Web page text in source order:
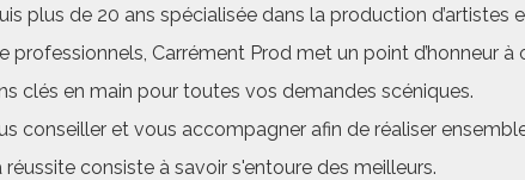
plus de 20 ans spécialisée dans la production d’artistes
professionnels, Carrément Prod met un point d’honneur à
clés en main pour toutes vos demandes scéniques.
conseiller et vous accompagner afin de réaliser
réussite consiste à savoir s'entoure des meilleurs.